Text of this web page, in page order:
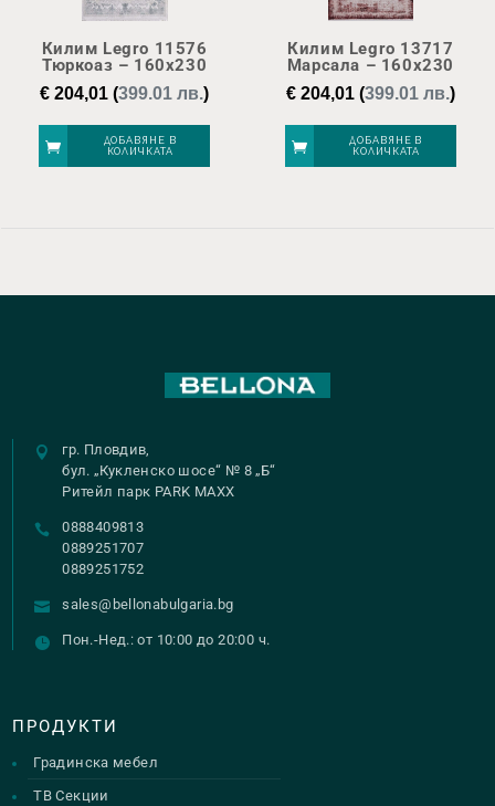
Килим Legro 11576
Тюркоаз – 160х230
€ 204,01 (399.01 лв.)
ДОБАВЯНЕ В
КОЛИЧКАТА
Килим Legro 13717
Марсала – 160х230
€204,01(399.01 лв.)
ДОБАВЯНЕ В
КОЛИЧКАТА
гр. Пловдив,
бул. „Кукленско шосе“ № 8 „Б“
Ритейл парк PARK MAXX
0888409813
0889251707
0889251752
sales@bellonabulgaria.bg
Пон.-Нед.: от 10:00 до 20:00 ч.
ПРОДУКТИ
Градинска мебел
ТВ Секции